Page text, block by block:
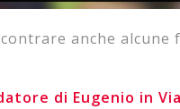
anche
di Eugenio in